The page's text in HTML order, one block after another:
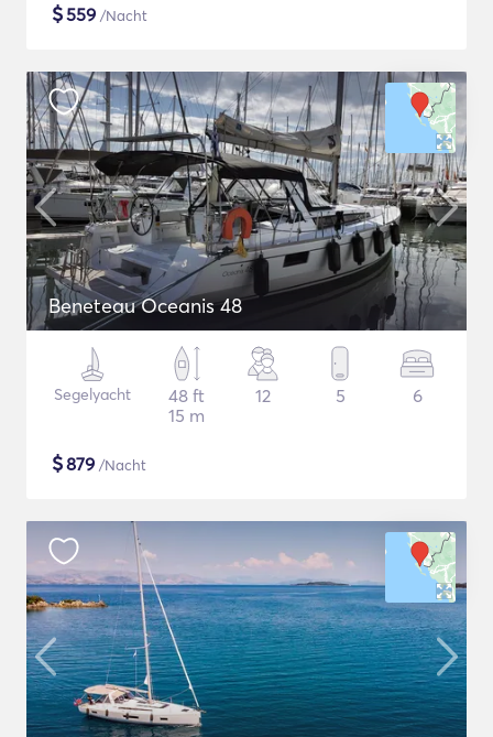
$559 /Nacht
Beneteau Oceanis 48
Segelyacht
48 ft
15 m
12 5 6
$879 /Nacht